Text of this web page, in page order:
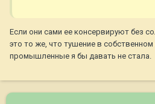
Если они сами ее консервируют без
это то же, что тушение в
промышленные я бы давать не стала.